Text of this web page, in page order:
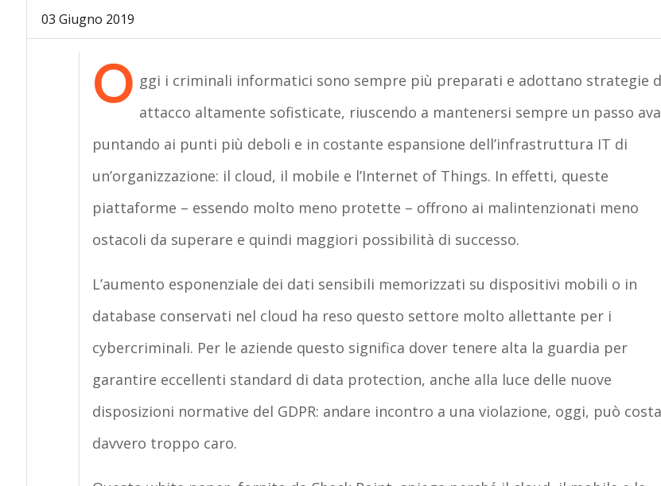
03 Giugno 2019
O ggi i criminali informatici sono sempre più preparati e adottano strategie
attacco altamente sofisticate, riuscendo a mantenersi sempre un passo
puntando ai punti più deboli e in costante espansione dell’infrastruttura IT di
un’organizzazione: il cloud, il mobile e l’Internet of Things. In effetti, queste
piattaforme – essendo molto meno protette – offrono ai malintenzionati meno
ostacoli da superare e quindi maggiori possibilità di successo.
L’aumento esponenziale dei dati sensibili memorizzati su dispositivi mobili o in
database conservati nel cloud ha reso questo settore molto allettante per i
cybercriminali. Per le aziende questo significa dover tenere alta la guardia per
garantire eccellenti standard di data protection, anche alla luce delle nuove
disposizioni normative del GDPR: andare incontro a una violazione, oggi, può
davvero troppo caro.